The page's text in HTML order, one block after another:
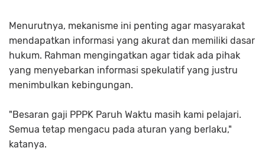
Menurutnya, mekanisme ini penting agar masyarakat
mendapatkan informasi yang akurat dan memiliki dasar
hukum. Rahman mengingatkan agar tidak ada pihak
yang menyebarkan informasi spekulatif yang justru
menimbulkan kebingungan.
"Besaran gaji PPPK Paruh Waktu masih kami pelajari.
Semua tetap mengacu pada aturan yang berlaku,"
katanya.